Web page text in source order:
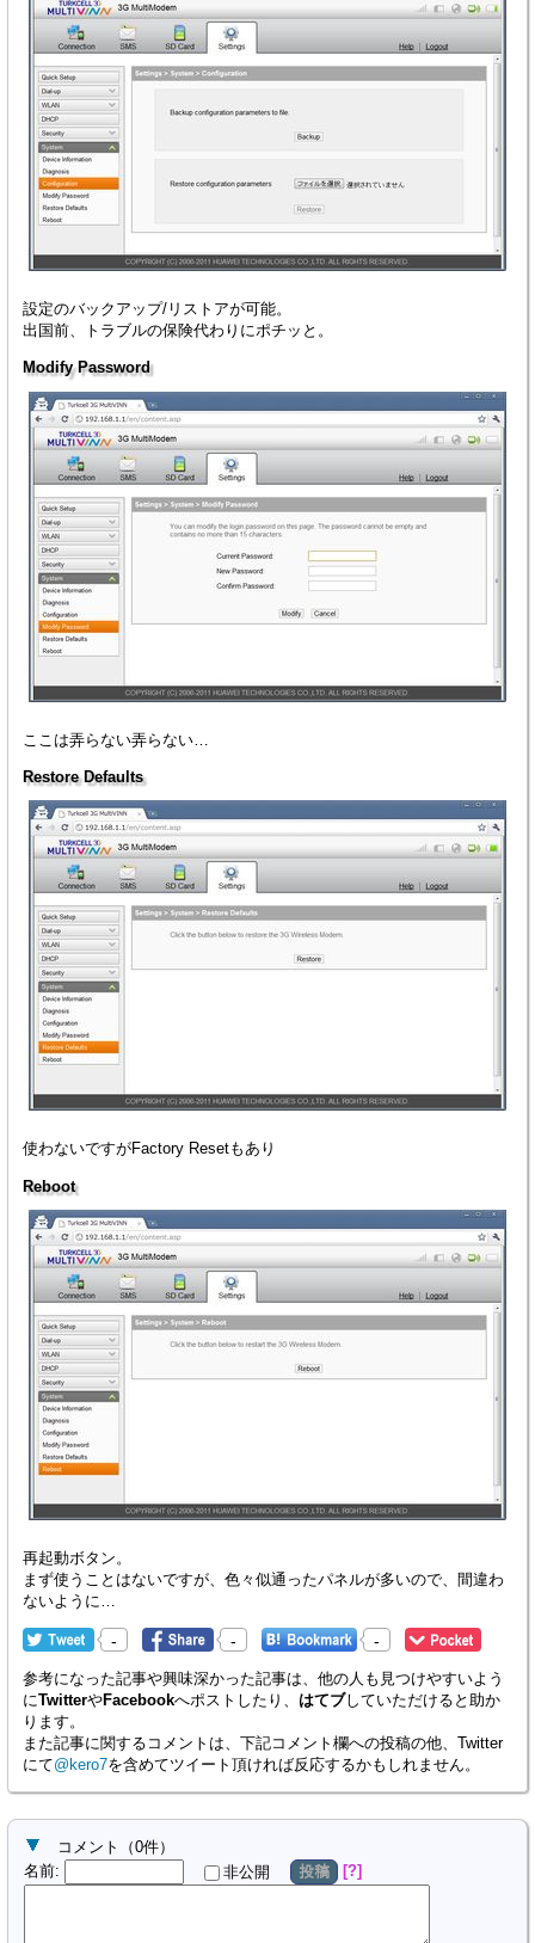
設定のバックアップ/リストアが可能。
出国前、トラブルの保険代わりにポチッと。
Modify Password
ここは弄らない弄らない…
Restore Defaults
使わないですがFactory Resetもあり
Reboot
再起動ボタン。
まず使うことはないですが、色々似通ったパネルが多いので、間違わ
ないように…
- - -
参考になった記事や興味深かった記事は、他の人も見つけやすいよう
にTwitterやFacebookへポストしたり、 はてブしていただけると助か
ります。
また記事に関するコメントは、下記コメント欄への投稿の他、Twitter
にて@kero7を含めてツイート頂ければ反応するかもしれません。
コメント （0件）
名前: 非公開 投稿 ?